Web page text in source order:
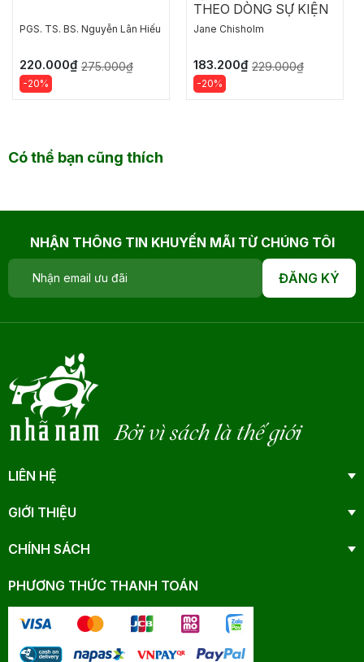
PGS. TS. BS. Nguyễn Lân Hiếu
220.000₫ 275.000₫
-20%
THEO DÒNG SỰ KIỆN
Jane Chisholm
183.200₫ 229.000₫
-20%
Có thể bạn cũng thích
NHẬN THÔNG TIN KHUYẾN MÃI TỪ CHÚNG TÔI
ĐĂNG KÝ
Bởi vì sách là thế giới
LIÊN HỆ
GIỚI THIỆU
CHÍNH SÁCH
PHƯƠNG THỨC THANH TOÁN